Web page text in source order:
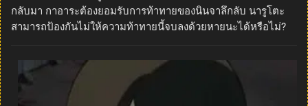
กลับมา กาอาระต้องยอมรับการท้าทายของนินจาลึกลับ นารูโตะ
สามารถป้องกันไม่ให้ความท้าทายนี้จบลงด้วยหายนะได้หรือไม่?